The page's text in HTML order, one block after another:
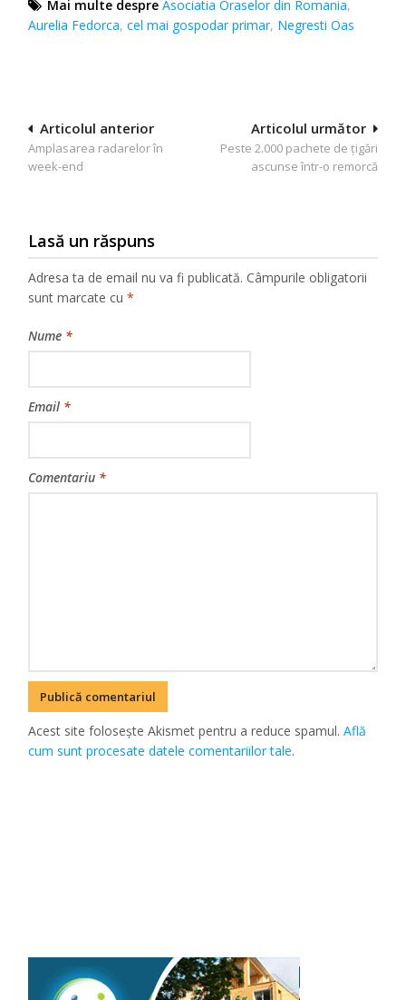
Mai multe despre Asociatia Oraselor din Romania,
Aurelia Fedorca,cel mai gospodar primar, Negresti Oas
Navigare
în
Articolul următor
Peste 2.000 pachete de ţigări
ascunse într-o remorcă
Articolul anterior
Amplasarea radarelor în
week-end
Lasă un răspuns
Adresa ta de email nu va fi publicată. Câmpurile obligatorii
sunt marcate cu*
Nume *
Email *
Comentariu *
Acest site folosește Akismet pentru a reduce spamul.Află
cum sunt procesate datele comentariilor tale.